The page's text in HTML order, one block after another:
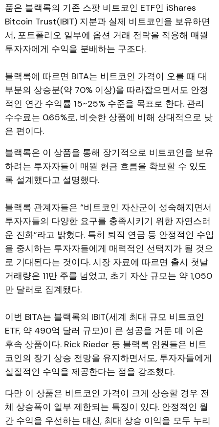
품은 블랙록의 기존 스팟 비트코인 ETF인 iShares
Bitcoin Trust(IBIT) 지분과 실제 비트코인을 보유하면
서, 포트폴리오 일부에 옵션 거래 전략을 적용해 매월
투자자에게 수익을 분배하는 구조다.
블랙록에 따르면 BITA는 비트코인 가격이 오를 때 대
부분의 상승분(약 70% 이상)을 따라잡으면서도 안정
적인 연간 수익률 15~25% 수준을 목표로 한다. 관리
수수료는 0.65%로, 비슷한 상품에 비해 상대적으로 낮
은 편이다.
블랙록은 이 상품을 통해 장기적으로 비트코인을 보유
하려는 투자자들이 매월 현금 흐름을 확보할 수 있도
록 설계했다고 설명했다.
블랙록 관계자들은 “비트코인 자산군이 성숙해지면서
투자자들의 다양한 요구를 충족시키기 위한 자연스러
운 진화”라고 밝혔다. 특히 퇴직 연금 등 안정적인 수입
을 중시하는 투자자들에게 매력적인 선택지가 될 것으
로 기대된다는 것이다. 시장 자료에 따르면 출시 첫날
거래량은 11만 주를 넘었고, 초기 자산 규모는 약 1,050
만 달러로 집계됐다.
이번 BITA는 블랙록의 IBIT(세계 최대 규모 비트코인
ETF, 약 490억 달러 규모)이 큰 성공을 거둔 데 이은
후속 상품이다. Rick Rieder 등 블랙록 임원들은 비트
코인의 장기 상승 전망을 유지하면서도, 투자자들에게
실질적인 수익을 제공한다는 점을 강조했다.
다만 이 상품은 비트코인 가격이 크게 상승할 경우 전
체 상승폭이 일부 제한되는 특징이 있다. 안정적인 월
간 수익을 우선하는 대신, 최대 상승 이익을 모두 누리